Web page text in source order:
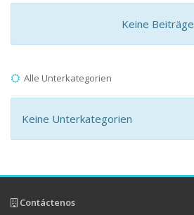
Keine Beiträge
Alle Unterkategorien
Keine Unterkategorien
Contáctenos